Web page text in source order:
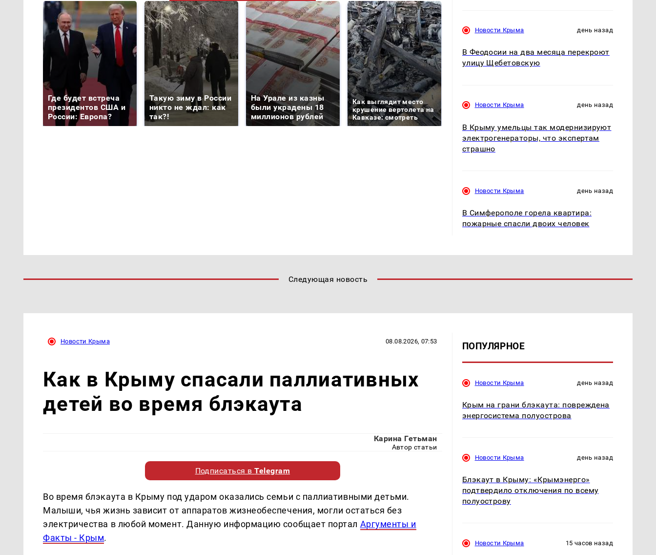
Где будет встреча
президентов США и
России: Европа?
Такую зиму в России
никто не ждал: как
так?!
На Урале из казны
были украдены 18
миллионов рублей
Как выглядит место
крушение вертолета на
Кавказе: смотреть
готовую еду из
жестокое убийство
Новости Крыма день назад
В Феодосии на два месяца перекроют
улицу Щебетовскую
Новости Крыма день назад
В Крыму умельцы так модернизируют
электрогенераторы, что экспертам
страшно
Новости Крыма день назад
В Симферополе горела квартира:
пожарные спасли двоих человек
Следующая новость
Новости Крыма 08.08.2026, 07:53
Как в Крыму спасали паллиативных
детей во время блэкаута
Карина Гетьман
Автор статьи
Подписаться вTelegram
Во время блэкаута в Крыму под ударом оказались семьи с паллиативными детьми.
Малыши, чья жизнь зависит от аппаратов жизнеобеспечения, могли остаться без
электричества в любой момент. Данную информацию сообщает портал Аргументы и
Факты - Крым.
ПОПУЛЯРНОЕ
Новости Крыма день назад
Крым на грани блэкаута: повреждена
энергосистема полуострова
Новости Крыма день назад
Блэкаут в Крыму: «Крымэнерго»
подтвердило отключения по всему
полуострову
Новости Крыма 15 часов назад